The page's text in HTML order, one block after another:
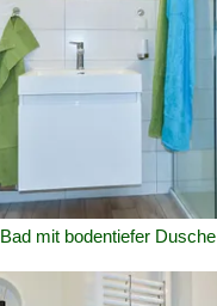
Bad mit bodentiefer Dusche